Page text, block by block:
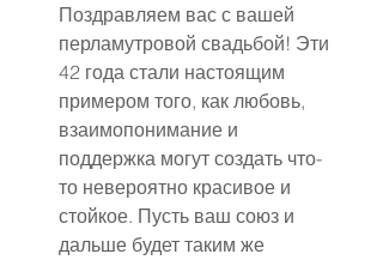
Поздравляем вас с вашей
перламутровой свадьбой! Эти
42 года стали настоящим
примером того, как любовь,
взаимопонимание и
поддержка могут создать что-
то невероятно красивое и
стойкое. Пусть ваш союз и
дальше будет таким же